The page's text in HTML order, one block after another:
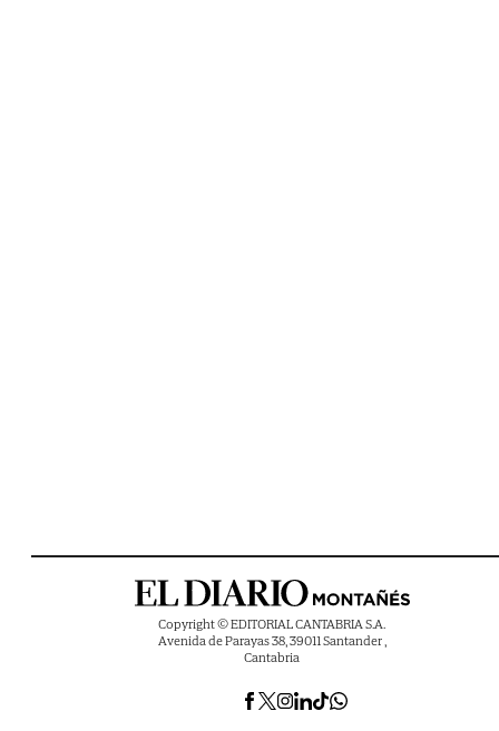
Copyright © EDITORIAL CANTABRIA S.A.
Avenida de Parayas 38, 39011 Santander ,
Cantabria